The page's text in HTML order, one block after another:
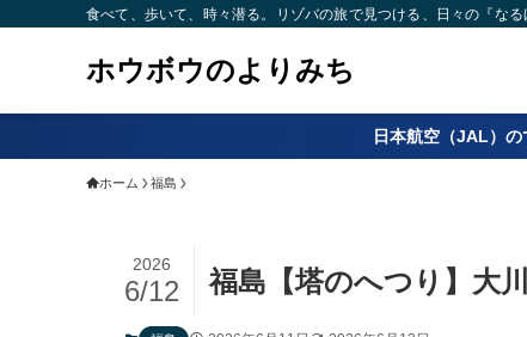
食べて、歩いて、時々潜る。リゾバの旅で見つける、日々の『な
ホウボウのよりみち
日本航空（JAL）
ホーム 福島
福島【塔のへつり】大
2026
6/12